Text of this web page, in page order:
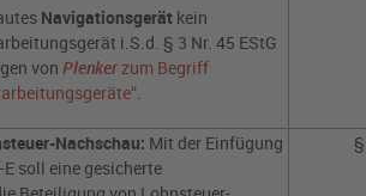
Navigationsgerät kein
i.S.d. § 3 Nr. 45 EStG
vonPlenkerzum Begriff
.
Nachschau: Mit der Einfügung
soll eine gesicherte